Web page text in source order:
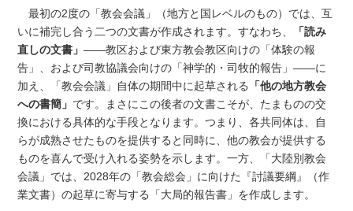
最初の2度の「教会会議」（地方と国レベルのもの）では、互
いに補完し合う二つの文書が作成されます。すなわち、
「読み
直しの文書」――教区および東方教会教区向けの「体験の報
告」、および司教協議会向けの「神学的・司牧的報告」――に
加え、「教会会議」自体の期間中に起草される
「他の地方教会
への書簡」 です。まさにこの後者の文書こそが、たまものの交
換における具体的な手段となります。つまり、各共同体は、自
らが成熟させたものを提供すると同時に、他の教会が提供する
ものを喜んで受け入れる姿勢を示します。一方、「大陸別教会
会議」では、2028年の「教会総会」に向けた『討議要綱』（作
業文書）の起草に寄与する「大局的報告書」を作成します。